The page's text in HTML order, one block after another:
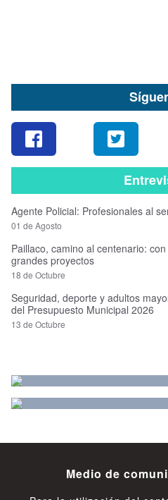
Agente Policial: Profesionales al
01 de Agosto
Paillaco, camino al centenario:
grandes proyectos
18 de Octubre
Seguridad, deporte y adultos
del Presupuesto Municipal 2026
13 de Octubre
Medio de